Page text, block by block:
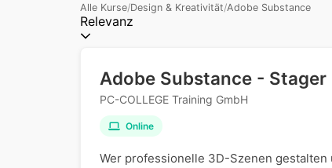
Alle Kurse/Design & Kreativität/Adobe Substance
Relevanz
Adobe Substance - Stager
PC-COLLEGE Training GmbH
Online
Wer professionelle 3D-Szenen